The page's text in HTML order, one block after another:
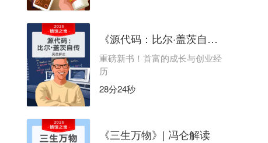
《源代码：比尔·盖茨自传》 | 吴晨解读
重磅新书！首富的成长与创业经
历
28分24秒
《三生万物》| 冯仑解读